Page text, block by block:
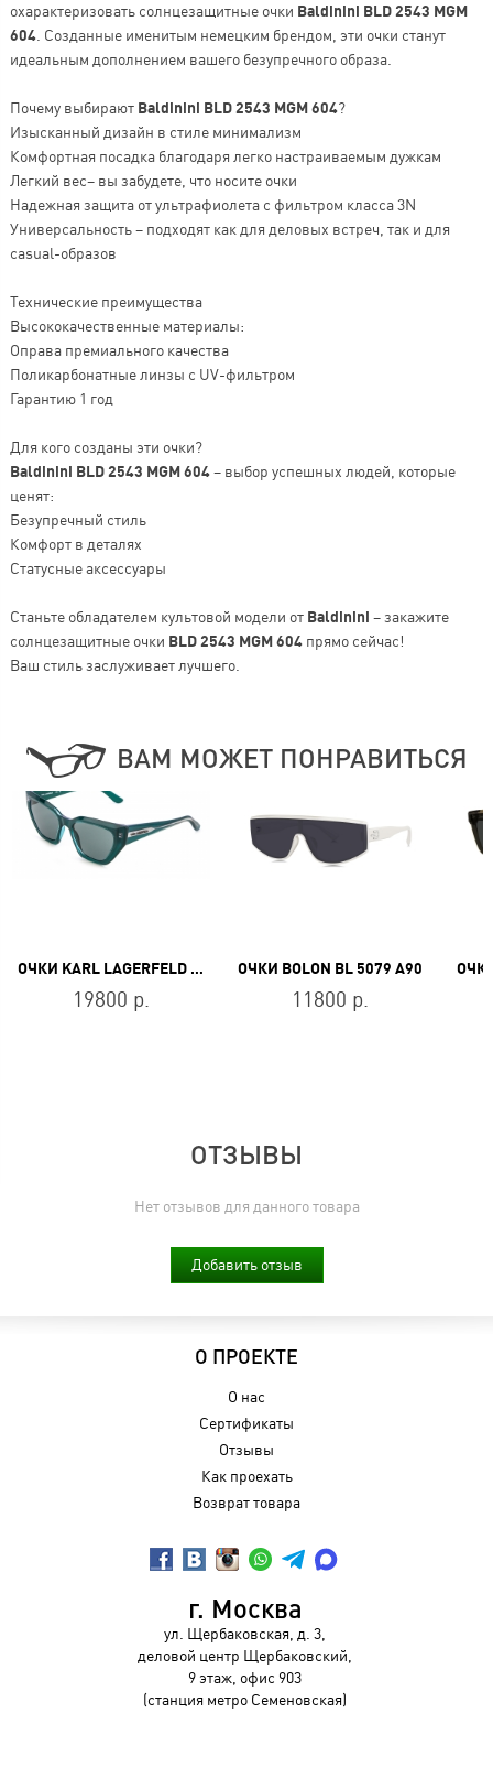
охарактеризовать солнцезащитные очки Baldinini BLD 2543 MGM
604. Созданные именитым немецким брендом, эти очки станут
идеальным дополнением вашего безупречного образа.
Почему выбирают Baldinini BLD 2543 MGM 604?
Изысканный дизайн в стиле минимализм
Комфортная посадка благодаря легко настраиваемым дужкам
Легкий вес– вы забудете, что носите очки
Надежная защита от ультрафиолета с фильтром класса 3N
Универсальность – подходят как для деловых встреч, так и для
casual-образов
Технические преимущества
Высококачественные материалы:
Оправа премиального качества
Поликарбонатные линзы с UV-фильтром
Гарантию 1 год
Для кого созданы эти очки?
Baldinini BLD 2543 MGM 604– выбор успешных людей, которые
ценят:
Безупречный стиль
Комфорт в деталях
Статусные аксессуары
Станьте обладателем культовой модели от Baldinini – закажите
солнцезащитные очки BLD 2543 MGM 604прямо сейчас!
Ваш стиль заслуживает лучшего.
ВАМ МОЖЕТ ПОНРАВИТЬСЯ
ОЧКИ KARL LAGERFELD KL 6145S 300
19800 р.
ОЧКИ BOLON BL 5079 A90
11800 р.
ОТЗЫВЫ
Нет отзывов для данного товара
Добавить отзыв
О ПРОЕКТЕ
О нас
Сертификаты
Отзывы
Как проехать
Возврат товара
г. Москва
ул. Щербаковская, д. 3,
деловой центр Щербаковский,
9 этаж, офис 903
(станция метро Семеновская)